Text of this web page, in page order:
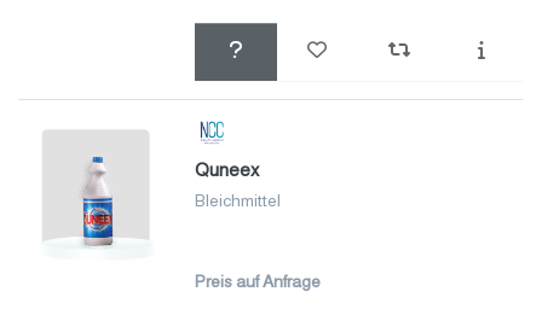
Quneex
Bleichmittel
Preis auf Anfrage